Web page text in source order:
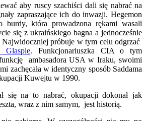
aby ruscy szachiści dali się nabrać na
zapraszające ich do inwazji. Hegemon
burdy, która prowadzona rękami wasali
się z ukraińskiego bagna a jednocześnie
Najwidoczniej próbuje w tym celu odgrzać
Glaspie. Funkcjonariuszka CIA o tym
funkcję ambasadora USA w Iraku, swoimi
zachęcała w identyczny sposób Saddama
Kuwejtu w 1990.
się na to nabrać, okupacji dokonał jak
wraz z nim samym, jest historią.